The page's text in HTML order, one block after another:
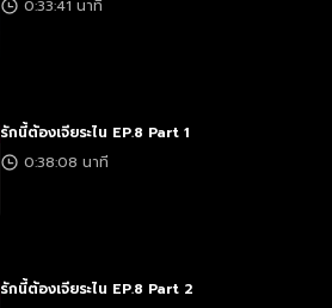
0:33:41 นาที
รักนี้ต้องเจียระไน EP.8 Part 1
0:38:08 นาที
รักนี้ต้องเจียระไน EP.8 Part 2